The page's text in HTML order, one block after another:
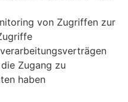
von Zugriffen zur
Zugang zu
haben